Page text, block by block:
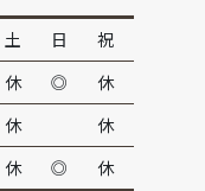
土 日
祝
休 ◎
休
休
休
休 ◎
休